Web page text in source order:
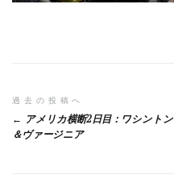
投
稿
過去の投稿へ
アメリカ横断2日目：ワシントン
＆ヴァージニア